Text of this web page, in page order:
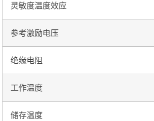
灵敏度温度效应
参考激励电压
绝缘电阻
工作温度
储存温度